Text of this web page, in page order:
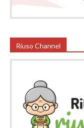
Riuso Channel